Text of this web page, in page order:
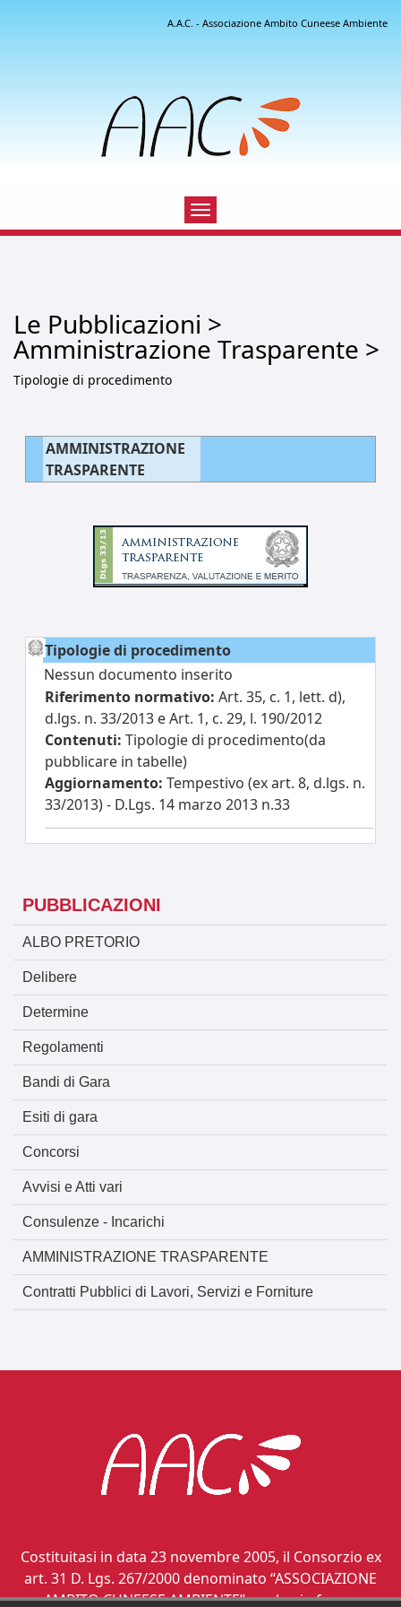
A.A.C. - Associazione Ambito Cuneese Ambiente
Toggle
navigation
Le Pubblicazioni >
Amministrazione Trasparente >
Tipologie di procedimento
AMMINISTRAZIONE
TRASPARENTE
Tipologie di procedimento
Nessun documento inserito
Riferimento normativo: Art. 35, c. 1, lett. d),
d.lgs. n. 33/2013 e Art. 1, c. 29, l. 190/2012
Contenuti: Tipologie di procedimento(da
pubblicare in tabelle)
Aggiornamento: Tempestivo (ex art. 8, d.lgs. n.
33/2013) - D.Lgs. 14 marzo 2013 n.33
PUBBLICAZIONI
ALBO PRETORIO
Delibere
Determine
Regolamenti
Bandi di Gara
Esiti di gara
Concorsi
Avvisi e Atti vari
Consulenze - Incarichi
AMMINISTRAZIONE TRASPARENTE
Contratti Pubblici di Lavori, Servizi e Forniture
Costituitasi in data 23 novembre 2005, il Consorzio ex
art. 31 D. Lgs. 267/2000 denominato “ASSOCIAZIONE
AMBITO CUNEESE AMBIENTE”, svolge in forma